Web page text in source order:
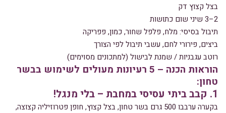
בצל קצוץ דק
2–3 שיני שום כתושות
תיבול בסיסי: מלח, פלפל שחור, כמון, פפריקה
ביצים, פירורי לחם, עשבי תיבול לפי הצורך
רוטב עגבניות / שמנת לבישול (למתכונים מסוימים)
הוראות הכנה – 5 רעיונות מעולים לשימוש בבשר
טחון:
1. קבב ביתי עסיסי במחבת – בלי מנגל!
בקערה ערבבו 500 גרם בשר טחון, בצל קצוץ, חופן פטרוזיליה קצוצה,